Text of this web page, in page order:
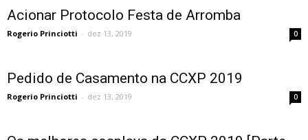
Acionar Protocolo Festa de Arromba
Rogerio Princiotti - dez 13, 2019 0
Pedido de Casamento na CCXP 2019
Rogerio Princiotti - dez 13, 2019 0